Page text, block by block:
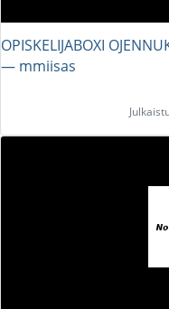
OPISKELIJABOXI
― mmiisas